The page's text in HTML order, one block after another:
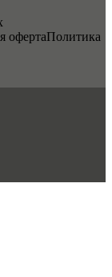
офертаПолитика